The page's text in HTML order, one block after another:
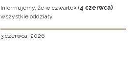
Informujemy, że w czwartek (4 czerwca)
wszystkie oddziały
3 czerwca, 2026